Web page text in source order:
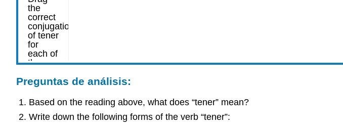
Preguntas de análisis:
Based on the reading above, what does “tener” mean?
Write down the following forms of the verb “tener”: